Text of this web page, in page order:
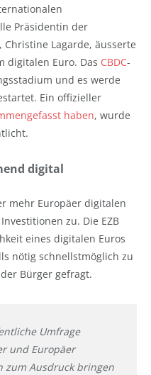
Präsidentin der
Christine Lagarde, äusserte
digitalen Euro. Das CBDC-
und es werde
Ein offizieller
haben, wurde
digital
mehr Europäer digitalen
zu. Die EZB
eines digitalen Euros
nötig schnellstmöglich zu
Bürger gefragt.
Umfrage
und Europäer
zum Ausdruck bringen